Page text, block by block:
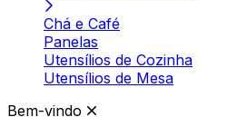
Chá e Café
Panelas
Utensílios de Cozinha
Utensílios de Mesa
Bem-vindo